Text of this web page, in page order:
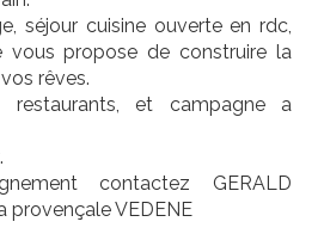
séjour cuisine ouverte en rdc,
vous propose de construire la
rêves.
restaurants, et campagne a
contactez GERALD
provençale VEDENE